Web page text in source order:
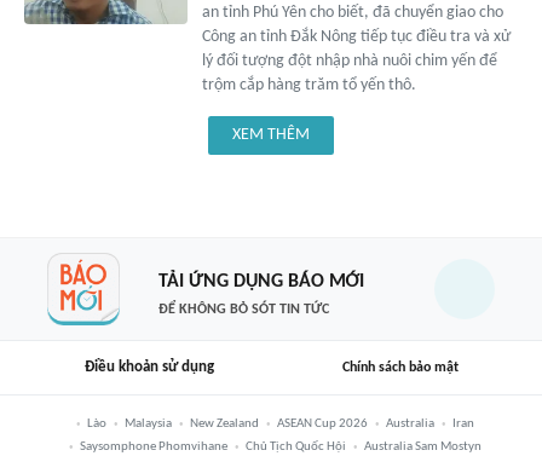
an tỉnh Phú Yên cho biết, đã chuyển giao cho
Công an tỉnh Đắk Nông tiếp tục điều tra và xử
lý đối tượng đột nhập nhà nuôi chim yến để
trộm cắp hàng trăm tổ yến thô.
XEM THÊM
TẢI ỨNG DỤNG BÁO MỚI
ĐỂ KHÔNG BỎ SÓT TIN TỨC
Điều khoản sử dụng Chính sách bảo mật
Lào Malaysia New Zealand ASEAN Cup 2026 Australia
Iran
Saysomphone Phomvihane
Chủ Tịch Quốc Hội
Australia Sam Mostyn